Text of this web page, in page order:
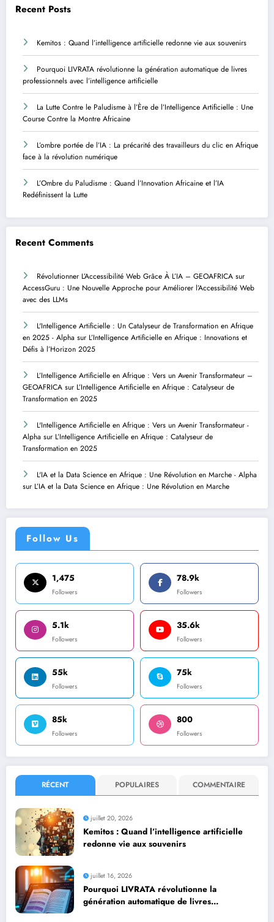
Recent Posts
Kemitos : Quand l’intelligence artificielle redonne vie aux souvenirs
Pourquoi LIVRATA révolutionne la génération automatique de livres
professionnels avec l’intelligence artificielle
La Lutte Contre le Paludisme à l’Ère de l’Intelligence Artificielle : Une
Course Contre la Montre Africaine
L’ombre portée de l’IA : La précarité des travailleurs du clic en Afrique
face à la révolution numérique
L’Ombre du Paludisme : Quand l’Innovation Africaine et l’IA
Redéfinissent la Lutte
Recent Comments
Révolutionner L’Accessibilité Web Grâce À L’IA – GEOAFRICA sur
AccessGuru : Une Nouvelle Approche pour Améliorer l’Accessibilité Web
avec des LLMs
L'Intelligence Artificielle : Un Catalyseur de Transformation en Afrique
en 2025 - Alpha sur L’Intelligence Artificielle en Afrique : Innovations et
Défis à l’Horizon 2025
L’Intelligence Artificielle en Afrique : Vers un Avenir Transformateur –
GEOAFRICA sur L’Intelligence Artificielle en Afrique : Catalyseur de
Transformation en 2025
L'Intelligence Artificielle en Afrique : Vers un Avenir Transformateur -
Alpha sur L’Intelligence Artificielle en Afrique : Catalyseur de
Transformation en 2025
L'IA et la Data Science en Afrique : Une Révolution en Marche - Alpha
sur L’IA et la Data Science en Afrique : Une Révolution en Marche
Follow Us
1,475
Followers
78.9k
Followers
5.1k
Followers
35.6k
Followers
55k
Followers
75k
Followers
85k
Followers
800
Followers
RÉCENT POPULAIRES COMMENTAIRE
juillet 20, 2026
Kemitos : Quand l’intelligence artificielle
redonne vie aux souvenirs
juillet 16, 2026
Pourquoi LIVRATA révolutionne la
génération automatique de livres